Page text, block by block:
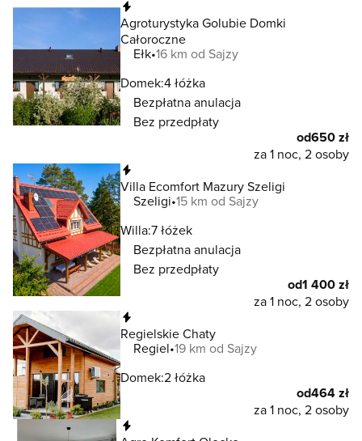
Agroturystyka Golubie Domki
Całoroczne
Ełk 16 km od Sajzy
Domek:4 łóżka
Bezpłatna anulacja
Bez przedpłaty
od650 zł
za 1 noc, 2 osoby
Villa Ecomfort Mazury Szeligi
Szeligi 15 km od Sajzy
Willa:7 łóżek
Bezpłatna anulacja
Bez przedpłaty
od1 400 zł
za 1 noc, 2 osoby
Regielskie Chaty
Regiel 19 km od Sajzy
Domek:2 łóżka
od464 zł
za 1 noc, 2 osoby